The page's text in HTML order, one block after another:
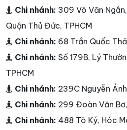
Chi nhánh: 309 Võ Văn
Quận Thủ Đức, TPHCM
Chi nhánh: 68 Trần Quốc
Chi nhánh: Số 179B, Lý
TPHCM
Chi nhánh: 239C Nguyễn
Chi nhánh: 299 Đoàn Văn
Chi nhánh: 488 Tô Ký, Hóc